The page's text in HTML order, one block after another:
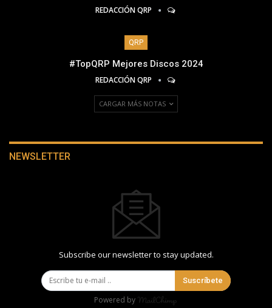
REDACCIÓN QRP
QRP
#TopQRP Mejores Discos 2024
REDACCIÓN QRP
CARGAR MÁS NOTAS
NEWSLETTER
Subscribe our newsletter to stay updated.
Suscríbete
Powered by